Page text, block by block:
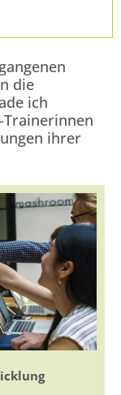
die
ich
Trainerinnen
ihrer